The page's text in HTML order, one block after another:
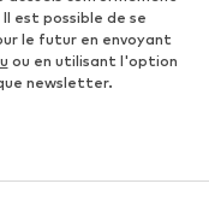
Il est possible de se
le futur en envoyant
ou en utilisant l'option
newsletter.